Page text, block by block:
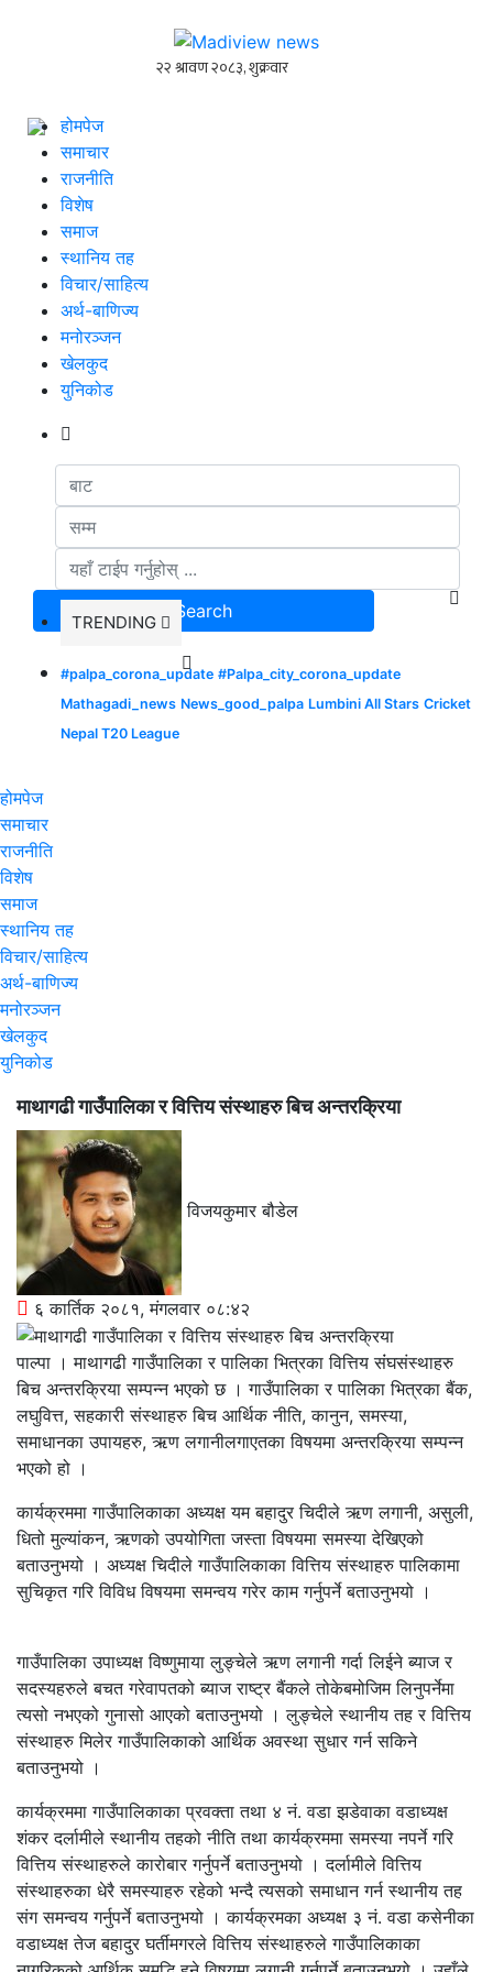
होमपेज
समाचार
राजनीति
विशेष
समाज
स्थानिय तह
विचार/साहित्य
अर्थ-बाणिज्य
मनोरञ्जन
खेलकुद
युनिकोड
TRENDING
#palpa_corona_update #Palpa_city_corona_update
Mathagadi_news News_good_palpa Lumbini All Stars Cricket
Nepal T20 League
होमपेज
समाचार
राजनीति
विशेष
समाज
स्थानिय तह
विचार/साहित्य
अर्थ-बाणिज्य
मनोरञ्जन
खेलकुद
युनिकोड
माथागढी गाउँपालिका र वित्तिय संस्थाहरु बिच अन्तरक्रिया
विजयकुमार बौडेल
६ कार्तिक २०८१, मंगलवार ०८:४२
पाल्पा । माथागढी गाउँपालिका र पालिका भित्रका वित्तिय संंघसंस्थाहरु
बिच अन्तरक्रिया सम्पन्न भएको छ । गाउँपालिका र पालिका भित्रका बैंक,
लघुवित्त, सहकारी संस्थाहरु बिच आर्थिक नीति, कानुन, समस्या,
समाधानका उपायहरु, ऋण लगानीलगाएतका विषयमा अन्तरक्रिया सम्पन्न
भएको हो ।
कार्यक्रममा गाउँपालिकाका अध्यक्ष यम बहादुर चिदीले ऋण लगानी, असुली,
धितो मुल्यांकन, ऋणको उपयोगिता जस्ता विषयमा समस्या देखिएको
बताउनुभयो । अध्यक्ष चिदीले गाउँपालिकाका वित्तिय संस्थाहरु पालिकामा
सुचिकृत गरि विविध विषयमा समन्वय गरेर काम गर्नुपर्ने बताउनुभयो ।
गाउँपालिका उपाध्यक्ष विष्णुमाया लुङ्चेले ऋण लगानी गर्दा लिईने ब्याज र
सदस्यहरुले बचत गरेवापतको ब्याज राष्ट्र बैंकले तोकेबमोजिम लिनुपर्नेमा
त्यसो नभएको गुनासो आएको बताउनुभयो । लुङ्चेले स्थानीय तह र वित्तिय
संस्थाहरु मिलेर गाउँपालिकाको आर्थिक अवस्था सुधार गर्न सकिने
बताउनुभयो ।
कार्यक्रममा गाउँपालिकाका प्रवक्ता तथा ४ नं. वडा झडेवाका वडाध्यक्ष
शंकर दर्लामीले स्थानीय तहको नीति तथा कार्यक्रममा समस्या नपर्ने गरि
वित्तिय संस्थाहरुले कारोबार गर्नुपर्ने बताउनुभयो । दर्लामीले वित्तिय
संस्थाहरुका धेरै समस्याहरु रहेको भन्दै त्यसको समाधान गर्न स्थानीय तह
संग समन्वय गर्नुपर्ने बताउनुभयो । कार्यक्रमका अध्यक्ष ३ नं. वडा कसेनीका
वडाध्यक्ष तेज बहादुर घर्तीमगरले वित्तिय संस्थाहरुले गाउँपालिकाका